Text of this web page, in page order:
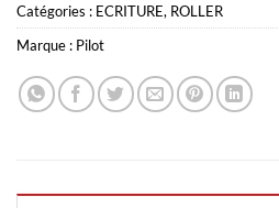
Catégories : ECRITURE, ROLLER
Marque : Pilot